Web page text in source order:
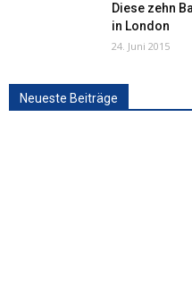
Diese zehn
in London
24. Juni 2015
Neueste Beiträge